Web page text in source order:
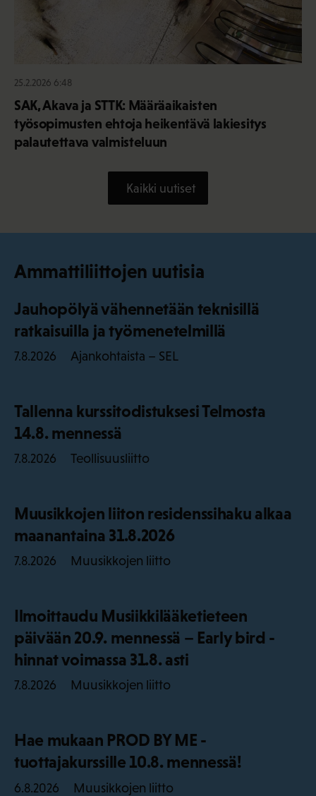
25.2.2026 6:48
SAK, Akava ja STTK: Määräaikaisten
työsopimusten ehtoja heikentävä lakiesitys
palautettava valmisteluun
Kaikki uutiset
Ammattiliittojen uutisia
Jauhopölyä vähennetään teknisillä
ratkaisuilla ja työmenetelmillä
7.8.2026 Ajankohtaista – SEL
Tallenna kurssitodistuksesi Telmosta
14.8. mennessä
7.8.2026 Teollisuusliitto
Muusikkojen liiton residenssihaku alkaa
maanantaina 31.8.2026
7.8.2026 Muusikkojen liitto
Ilmoittaudu Musiikkilääketieteen
päivään 20.9. mennessä – Early bird -
hinnat voimassa 31.8. asti
7.8.2026 Muusikkojen liitto
Hae mukaan PROD BY ME -
tuottajakurssille 10.8. mennessä!
6.8.2026 Muusikkojen liitto